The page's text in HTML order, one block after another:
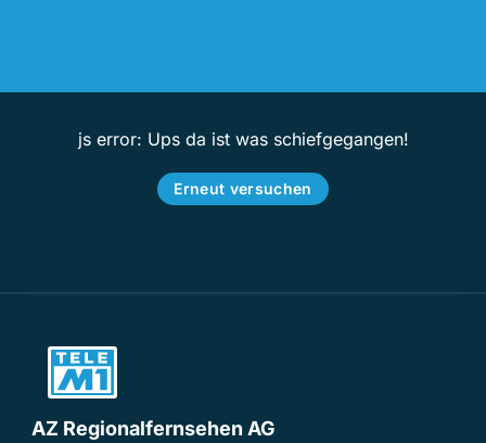
js error: Ups da ist was schiefgegangen!
Erneut versuchen
AZ Regionalfernsehen AG